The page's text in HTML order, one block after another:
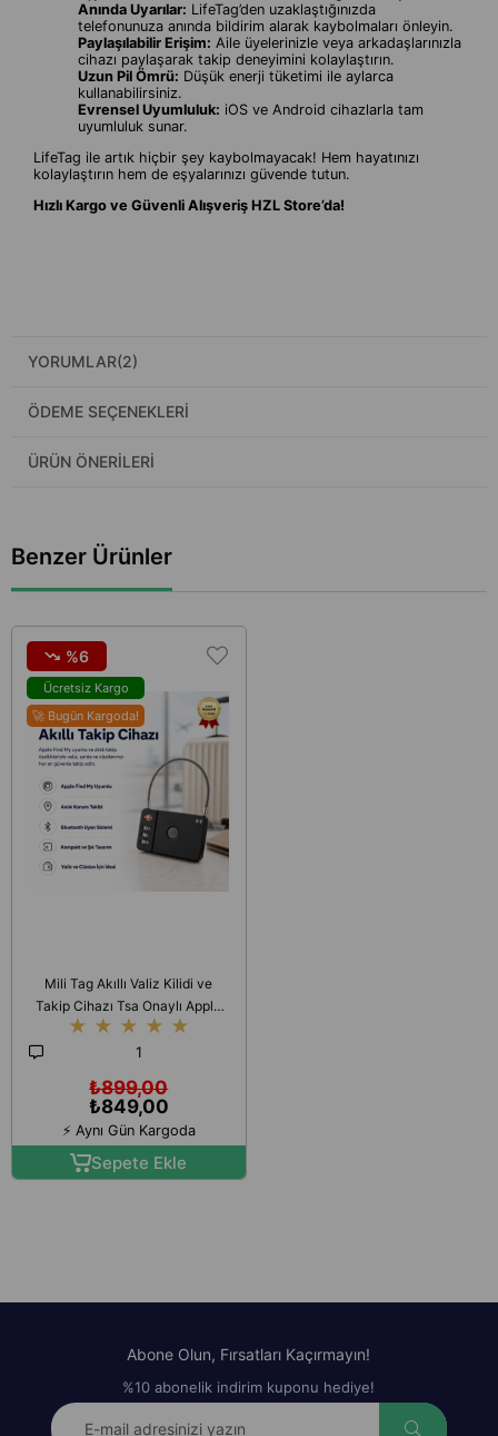
Anında Uyarılar: LifeTag’den uzaklaştığınızda
telefonunuza anında bildirim alarak kaybolmaları önleyin.
Paylaşılabilir Erişim: Aile üyelerinizle veya arkadaşlarınızla
cihazı paylaşarak takip deneyimini kolaylaştırın.
Uzun Pil Ömrü: Düşük enerji tüketimi ile aylarca
kullanabilirsiniz.
Evrensel Uyumluluk: iOS ve Android cihazlarla tam
uyumluluk sunar.
LifeTag ile artık hiçbir şey kaybolmayacak! Hem hayatınızı
kolaylaştırın hem de eşyalarınızı güvende tutun.
Hızlı Kargo ve Güvenli Alışveriş HZL Store’da!
YORUMLAR(2)
ÖDEME SEÇENEKLERI
ÜRÜN ÖNERILERI
Benzer Ürünler
Mili Tag Akıllı Valiz Kilidi ve
Takip Cihazı Tsa Onaylı Apple
Find My Destekli
★ ★ ★ ★ ★
1
₺849,00
₺899,00
Sepete Ekle
⚡ Aynı Gün Kargoda
%6
Ücretsiz Kargo
🚀 Bugün Kargoda!
Abone Olun, Fırsatları Kaçırmayın!
%10 abonelik indirim kuponu hediye!